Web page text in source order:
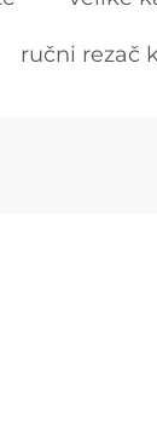
ručni rezač